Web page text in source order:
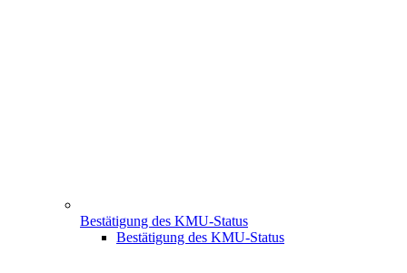
Bestätigung des KMU-Status
Bestätigung des KMU-Status